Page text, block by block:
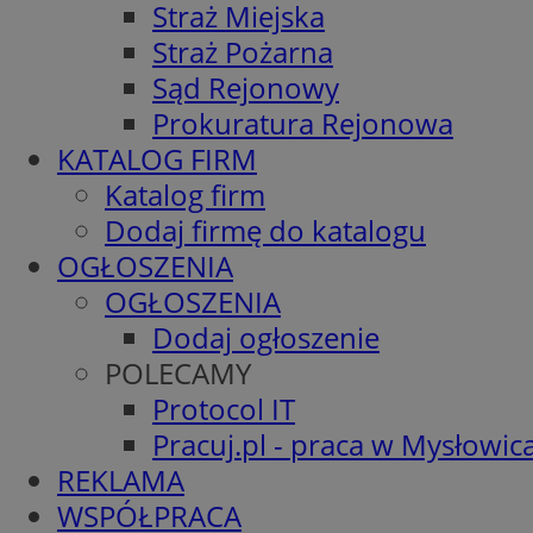
Straż Miejska
Straż Pożarna
Sąd Rejonowy
Prokuratura Rejonowa
KATALOG FIRM
Katalog firm
Dodaj firmę do katalogu
OGŁOSZENIA
OGŁOSZENIA
Dodaj ogłoszenie
POLECAMY
Protocol IT
Pracuj.pl - praca w
REKLAMA
WSPÓŁPRACA